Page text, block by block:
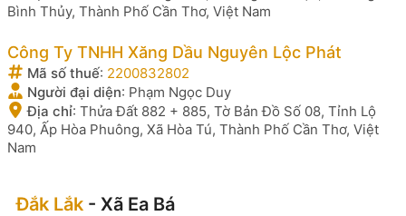
Bình Thủy, Thành Phố Cần Thơ, Việt Nam
Công Ty TNHH Xăng Dầu Nguyên Lộc Phát
Mã số thuế: 2200832802
Người đại diện: Phạm Ngọc Duy
Địa chỉ: Thửa Đất 882 + 885, Tờ Bản Đồ Số 08, Tỉnh Lộ
940, Ấp Hòa Phuông, Xã Hòa Tú, Thành Phố Cần Thơ, Việt
Nam
Đắk Lắk - Xã Ea Bá